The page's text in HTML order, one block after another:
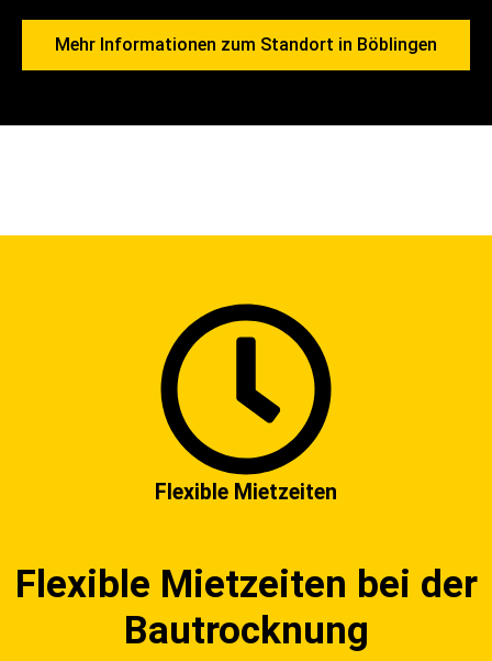
Mehr Informationen zum Standort in Böblingen
Flexible Mietzeiten
Flexible Mietzeiten bei der
Bautrocknung